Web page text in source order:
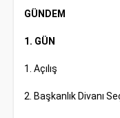
GÜNDEM
1. GÜN
1. Açılış
2. Başkanlık Divanı